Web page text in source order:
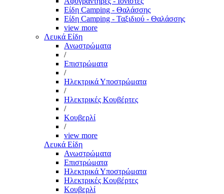
Είδη Camping - Θαλάσσης
Είδη Camping - Ταξιδιού - Θαλάσσης
view more
Λευκά Είδη
Ανωστρώματα
/
Επιστρώματα
/
Ηλεκτρικά Υποστρώματα
/
Ηλεκτρικές Κουβέρτες
/
Κουβερλί
/
view more
Λευκά Είδη
Ανωστρώματα
Επιστρώματα
Ηλεκτρικά Υποστρώματα
Ηλεκτρικές Κουβέρτες
Κουβερλί